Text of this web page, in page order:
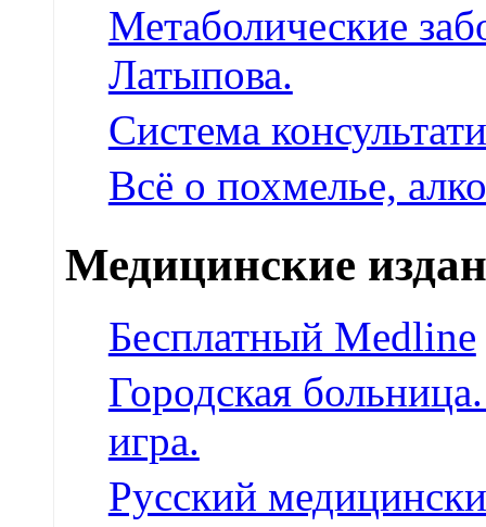
Метаболические
Латыпова.
Система
Всё о похмелье,
Медицинские
Бесплатный Medline
Городская
игра.
Русский